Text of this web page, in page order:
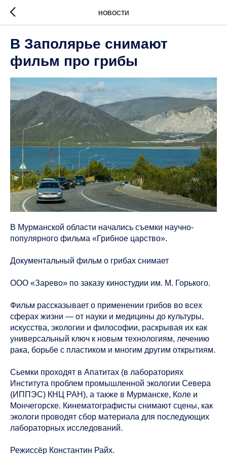
НОВОСТИ
В Заполярье снимают
фильм про грибы
В Мурманской области начались съемки научно-
популярного фильма «Грибное царство».
Документальный фильм о грибах снимает
ООО «Зарево» по заказу киностудии им. М. Горького.
Фильм рассказывает о применении грибов во всех
сферах жизни — от науки и медицины до культуры,
искусства, экологии и философии, раскрывая их как
универсальный ключ к новым технологиям, лечению
рака, борьбе с пластиком и многим другим открытиям.
Сьемки проходят в Апатитах (в лабораториях
Института проблем промышленной экологии Севера
(ИППЭС) КНЦ РАН), а также в Мурманске, Коле и
Мончегорске. Кинематографисты снимают сцены, как
экологи проводят сбор материала для последующих
лабораторных исследований.
Режиссёр Константин Райх.